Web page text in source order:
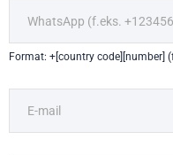
Format: +[country code][number]